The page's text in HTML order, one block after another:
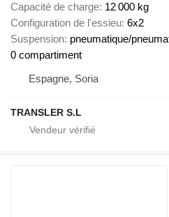
Capacité de charge 12 000 kg
Configuration de l'essieu 6x2
Suspension pneumatique/
0 compartiment
Espagne, Soria
TRANSLER S.L